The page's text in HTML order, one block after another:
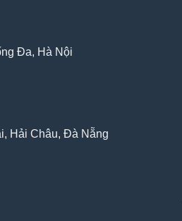
Đa, Hà Nội
Hải Châu, Đà Nẵng